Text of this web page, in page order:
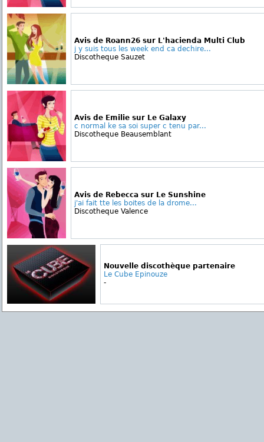
Avis de Roann26 sur L'hacienda Multi Club
j y suis tous les week end ca dechire...
Discotheque Sauzet
Avis de Emilie sur Le Galaxy
c normal ke sa soi super c tenu par...
Discotheque Beausemblant
Avis de Rebecca sur Le Sunshine
j'ai fait tte les boites de la drome...
Discotheque Valence
Nouvelle discothèque partenaire
Le Cube Epinouze
-